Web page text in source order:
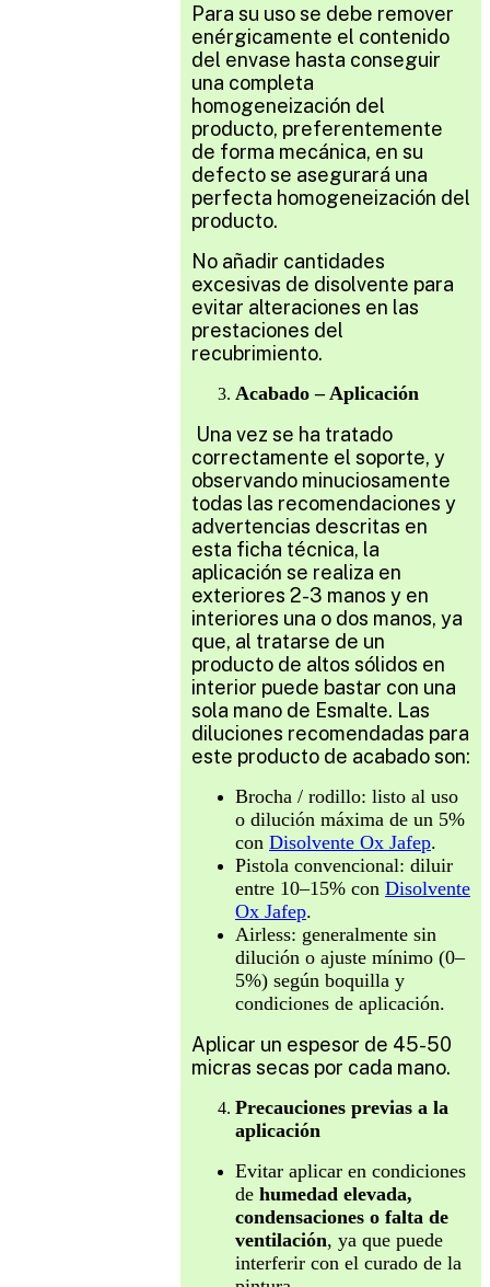
Para su uso se debe remover
enérgicamente el contenido
del envase hasta conseguir
una completa
homogeneización del
producto, preferentemente
de forma mecánica, en su
defecto se asegurará una
perfecta homogeneización del
producto.
No añadir cantidades
excesivas de disolvente para
evitar alteraciones en las
prestaciones del
recubrimiento.
Acabado – Aplicación
Una vez se ha tratado
correctamente el soporte, y
observando minuciosamente
todas las recomendaciones y
advertencias descritas en
esta ficha técnica, la
aplicación se realiza en
exteriores 2-3 manos y en
interiores una o dos manos, ya
que, al tratarse de un
producto de altos sólidos en
interior puede bastar con una
sola mano de Esmalte. Las
diluciones recomendadas para
este producto de acabado son:
Brocha / rodillo: listo al uso
o dilución máxima de un 5%
con Disolvente Ox Jafep.
Pistola convencional: diluir
entre 10–15% con Disolvente
Ox Jafep.
Airless: generalmente sin
dilución o ajuste mínimo (0–
5%) según boquilla y
condiciones de aplicación.
Aplicar un espesor de 45-50
micras secas por cada mano.
Precauciones previas a la
aplicación
Evitar aplicar en condiciones
de humedad elevada,
condensaciones o falta de
ventilación, ya que puede
interferir con el curado de la